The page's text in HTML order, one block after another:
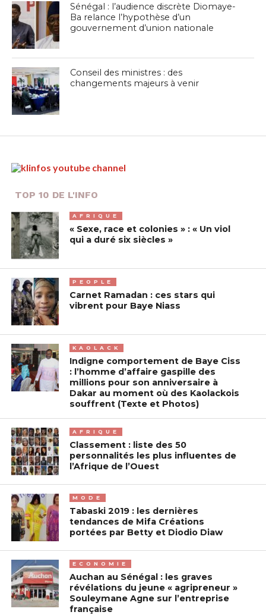
Sénégal : l’audience discrète Diomaye-
Ba relance l’hypothèse d’un
gouvernement d’union nationale
Conseil des ministres : des
changements majeurs à venir
TOP 10 DE L'INFO
AFRIQUE
« Sexe, race et colonies » : « Un viol
qui a duré six siècles »
PEOPLE
Carnet Ramadan : ces stars qui
vibrent pour Baye Niass
KAOLACK
Indigne comportement de Baye Ciss
: l’homme d’affaire gaspille des
millions pour son anniversaire à
Dakar au moment où des Kaolackois
souffrent (Texte et Photos)
AFRIQUE
Classement : liste des 50
personnalités les plus influentes de
l’Afrique de l’Ouest
MODE
Tabaski 2019 : les dernières
tendances de Mifa Créations
portées par Betty et Diodio Diaw
ECONOMIE
Auchan au Sénégal : les graves
révélations du jeune « agripreneur »
Souleymane Agne sur l’entreprise
française